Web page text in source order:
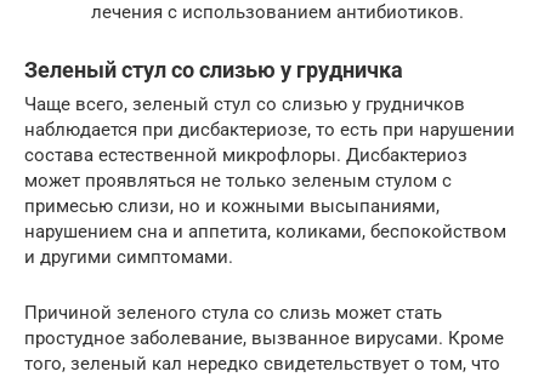
лечения с использованием антибиотиков.
Зеленый стул со слизью у грудничка
Чаще всего, зеленый стул со слизью у грудничков
наблюдается при дисбактериозе, то есть при нарушении
состава естественной микрофлоры. Дисбактериоз
может проявляться не только зеленым стулом с
примесью слизи, но и кожными высыпаниями,
нарушением сна и аппетита, коликами, беспокойством
и другими симптомами.
Причиной зеленого стула со слизь может стать
простудное заболевание, вызванное вирусами. Кроме
того, зеленый кал нередко свидетельствует о том, что